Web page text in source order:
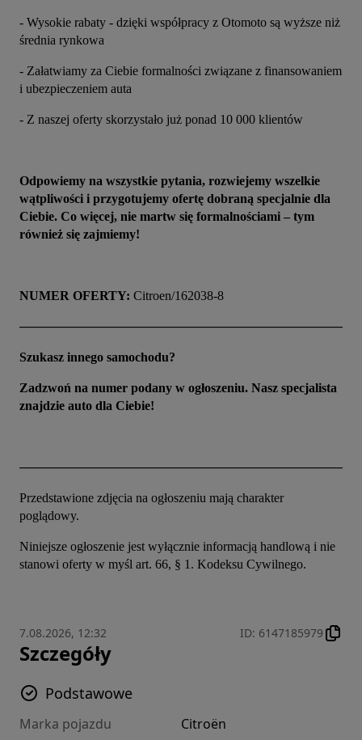
- Wysokie rabaty - dzięki współpracy z Otomoto są wyższe niż
średnia rynkowa
- Załatwiamy za Ciebie formalności związane z finansowaniem
i ubezpieczeniem auta
- Z naszej oferty skorzystało już ponad 10 000 klientów
Odpowiemy na wszystkie pytania, rozwiejemy wszelkie
wątpliwości i przygotujemy ofertę dobraną specjalnie dla
Ciebie. Co więcej, nie martw się formalnościami – tym
również się zajmiemy!
NUMER OFERTY: Citroen/162038-8
Szukasz innego samochodu?
Zadzwoń na numer podany w ogłoszeniu. Nasz specjalista
znajdzie auto dla Ciebie!
Przedstawione zdjęcia na ogłoszeniu mają charakter
poglądowy.
Niniejsze ogłoszenie jest wyłącznie informacją handlową i nie
stanowi oferty w myśl art. 66, § 1. Kodeksu Cywilnego.
7.08.2026, 12:32 ID: 6147185979
Szczegóły
Podstawowe
Marka pojazdu Citroën